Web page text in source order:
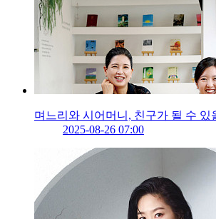
며느리와 시어머니, 친구가 될 수 있
2025-08-26 07:00